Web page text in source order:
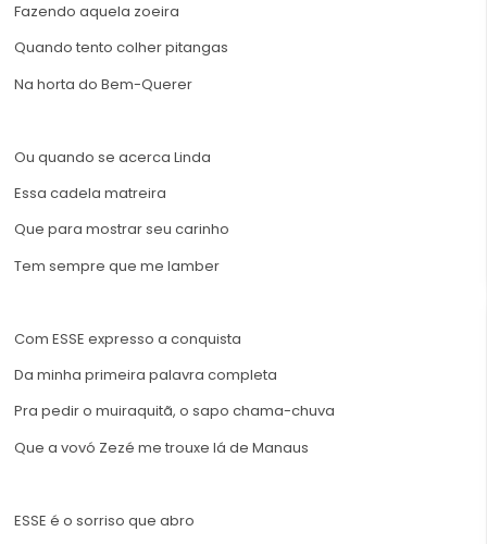
Fazendo aquela zoeira
Quando tento colher pitangas
Na horta do Bem-Querer
Ou quando se acerca Linda
Essa cadela matreira
Que para mostrar seu carinho
Tem sempre que me lamber
Com ESSE expresso a conquista
Da minha primeira palavra completa
Pra pedir o muiraquitã, o sapo chama-chuva
Que a vovó Zezé me trouxe lá de Manaus
ESSE é o sorriso que abro